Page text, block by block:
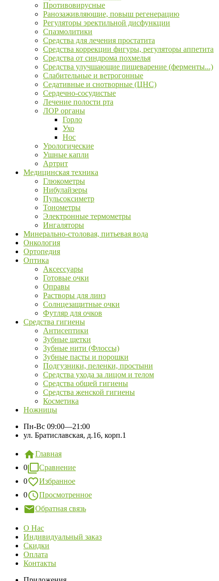
Противовирусные
Ранозаживляющие, повыш регенерацию
Регуляторы эректильной дисфункции
Спазмолитики
Средства для лечения простатита
Средства коррекции фигуры, регуляторы аппетита
Средства от синдрома похмелья
Средства улучшающие пищеварение (ферменты...)
Слабительные и ветрогонные
Седативные и снотворные (ЦНС)
Сердечно-сосудистые
Лечение полости рта
ЛОР органы
Горло
Ухо
Нос
Урологические
Ушные капли
Артрит
Медицинская техника
Глюкометры
Нибулайзеры
Пульсоксиметр
Тонометры
Электронные термометры
Ингаляторы
Минерально-столовая, питьевая вода
Онкология
Ортопедия
Оптика
Аксессуары
Готовые очки
Оправы
Растворы для линз
Солнцезащитные очки
Футляр для очков
Средства гигиены
Антисептики
Зубные щетки
Зубные нити (Флоссы)
Зубные пасты и порошки
Подгузники, пеленки, простыни
Средства ухода за лицом и телом
Средства общей гигиены
Средства женской гигиены
Косметика
Ножницы
Пн-Вс 09:00—21:00
ул. Братиславская, д.16, корп.1
Главная
0
Сравнение
0
Избранное
0
Просмотренное
Обратная связь
О Нас
Индивидуальный заказ
Скидки
Оплата
Контакты